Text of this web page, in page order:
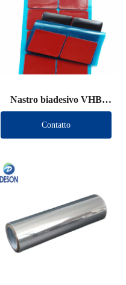
Nastro biadesivo VHB
(altro marchio)
Contatto